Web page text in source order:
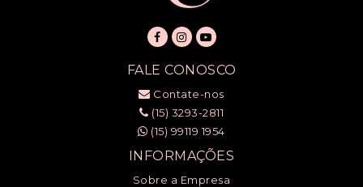
FALE CONOSCO
Contate-nos
(15) 3293-2811
(15) 99119 1954
INFORMAÇÕES
Sobre a Empresa